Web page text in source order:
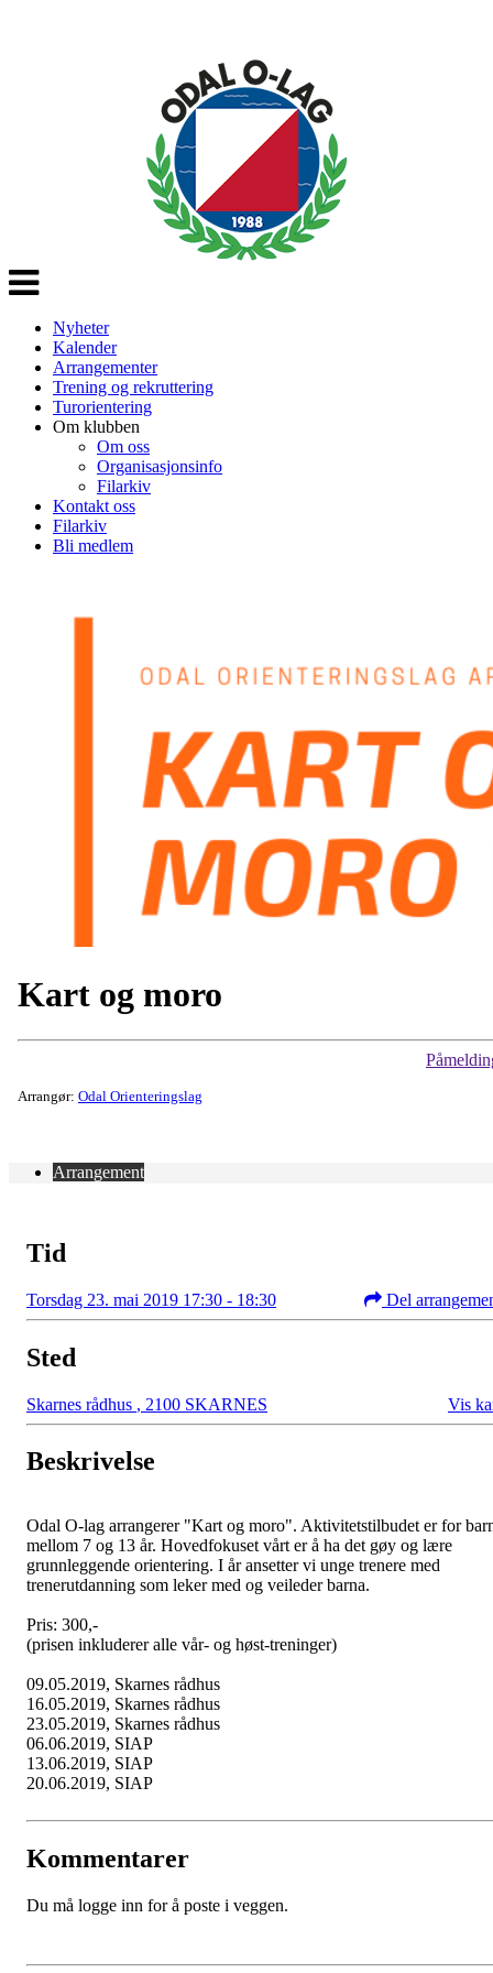
Veksle
navigasjon
Nyheter
Kalender
Arrangementer
Trening og rekruttering
Turorientering
Om klubben
Om oss
Organisasjonsinfo
Filarkiv
Kontakt oss
Filarkiv
Bli medlem
Kart og moro
Arrangør: Odal Orienteringslag
Arrangement
Tid
Torsdag 23. mai 2019 17:30 - 18:30 Del
Sted
Skarnes rådhus , 2100 SKARNES Vis
Beskrivelse
Odal O-lag arrangerer "Kart og moro". Aktivitetstilbudet er for
mellom 7 og 13 år. Hovedfokuset vårt er å ha det gøy og lære
grunnleggende orientering. I år ansetter vi unge trenere med
trenerutdanning som leker med og veileder barna.
Pris: 300,-
(prisen inkluderer alle vår- og høst-treninger)
09.05.2019, Skarnes rådhus
16.05.2019, Skarnes rådhus
23.05.2019, Skarnes rådhus
06.06.2019, SIAP
13.06.2019, SIAP
20.06.2019, SIAP
Kommentarer
Du må logge inn for å poste i veggen.